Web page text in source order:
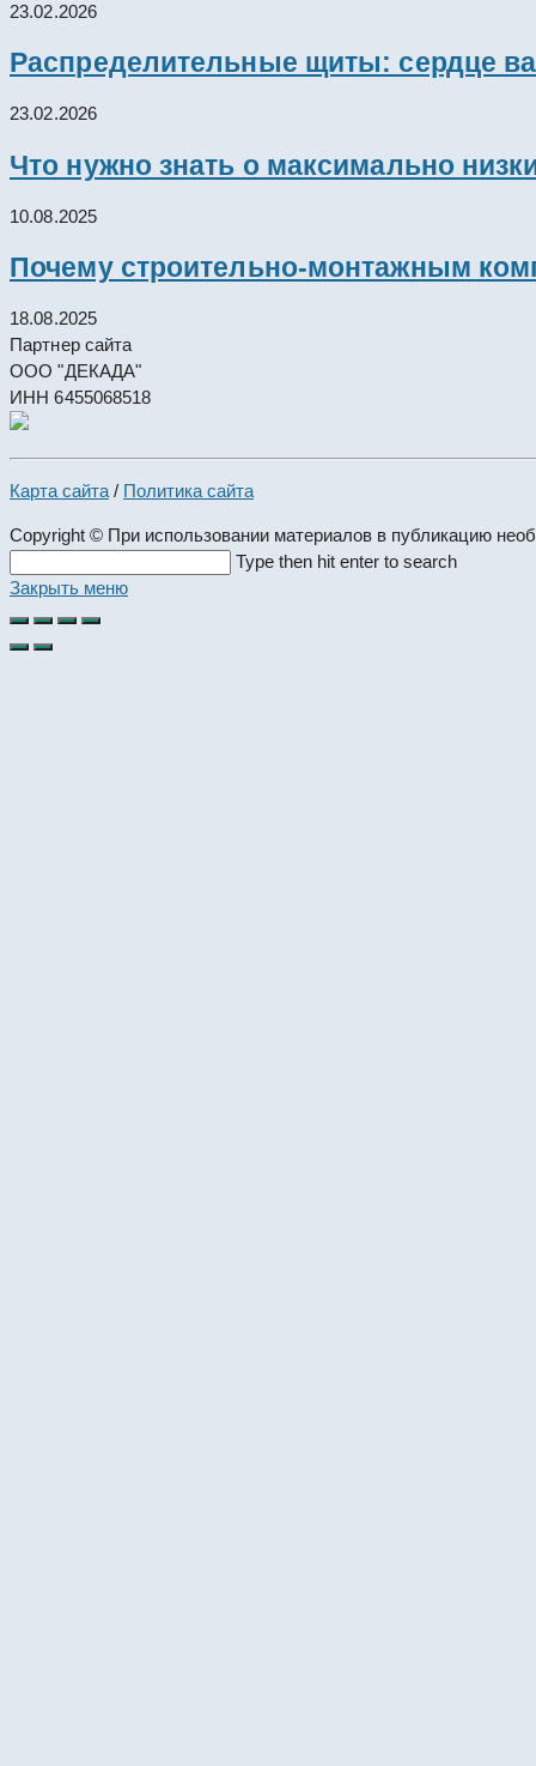
23.02.2026
Распределительные щиты: сердце
23.02.2026
Что нужно знать о максимально
10.08.2025
Почему строительно-монтажным
18.08.2025
Партнер сайта
ООО "ДЕКАДА"
ИНН 6455068518
Карта сайта / Политика сайта
Copyright © При использовании материалов в публикацию
this
website
Type then hit enter to search
Закрыть меню